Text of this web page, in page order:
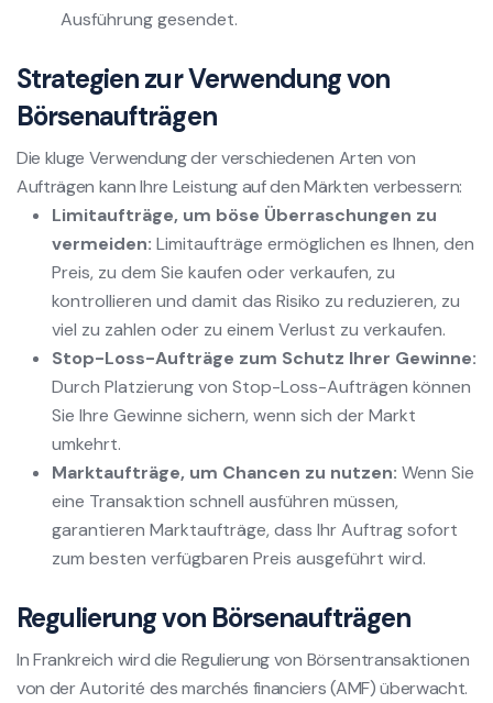
Ausführung gesendet.
Strategien zur Verwendung von
Börsenaufträgen
Die kluge Verwendung der verschiedenen Arten von
Aufträgen kann Ihre Leistung auf den Märkten verbessern:
Limitaufträge, um böse Überraschungen zu
vermeiden: Limitaufträge ermöglichen es Ihnen, den
Preis, zu dem Sie kaufen oder verkaufen, zu
kontrollieren und damit das Risiko zu reduzieren, zu
viel zu zahlen oder zu einem Verlust zu verkaufen.
Stop-Loss-Aufträge zum Schutz Ihrer Gewinne:
Durch Platzierung von Stop-Loss-Aufträgen können
Sie Ihre Gewinne sichern, wenn sich der Markt
umkehrt.
Marktaufträge, um Chancen zu nutzen: Wenn Sie
eine Transaktion schnell ausführen müssen,
garantieren Marktaufträge, dass Ihr Auftrag sofort
zum besten verfügbaren Preis ausgeführt wird.
Regulierung von Börsenaufträgen
In Frankreich wird die Regulierung von Börsentransaktionen
von der Autorité des marchés financiers (AMF) überwacht.